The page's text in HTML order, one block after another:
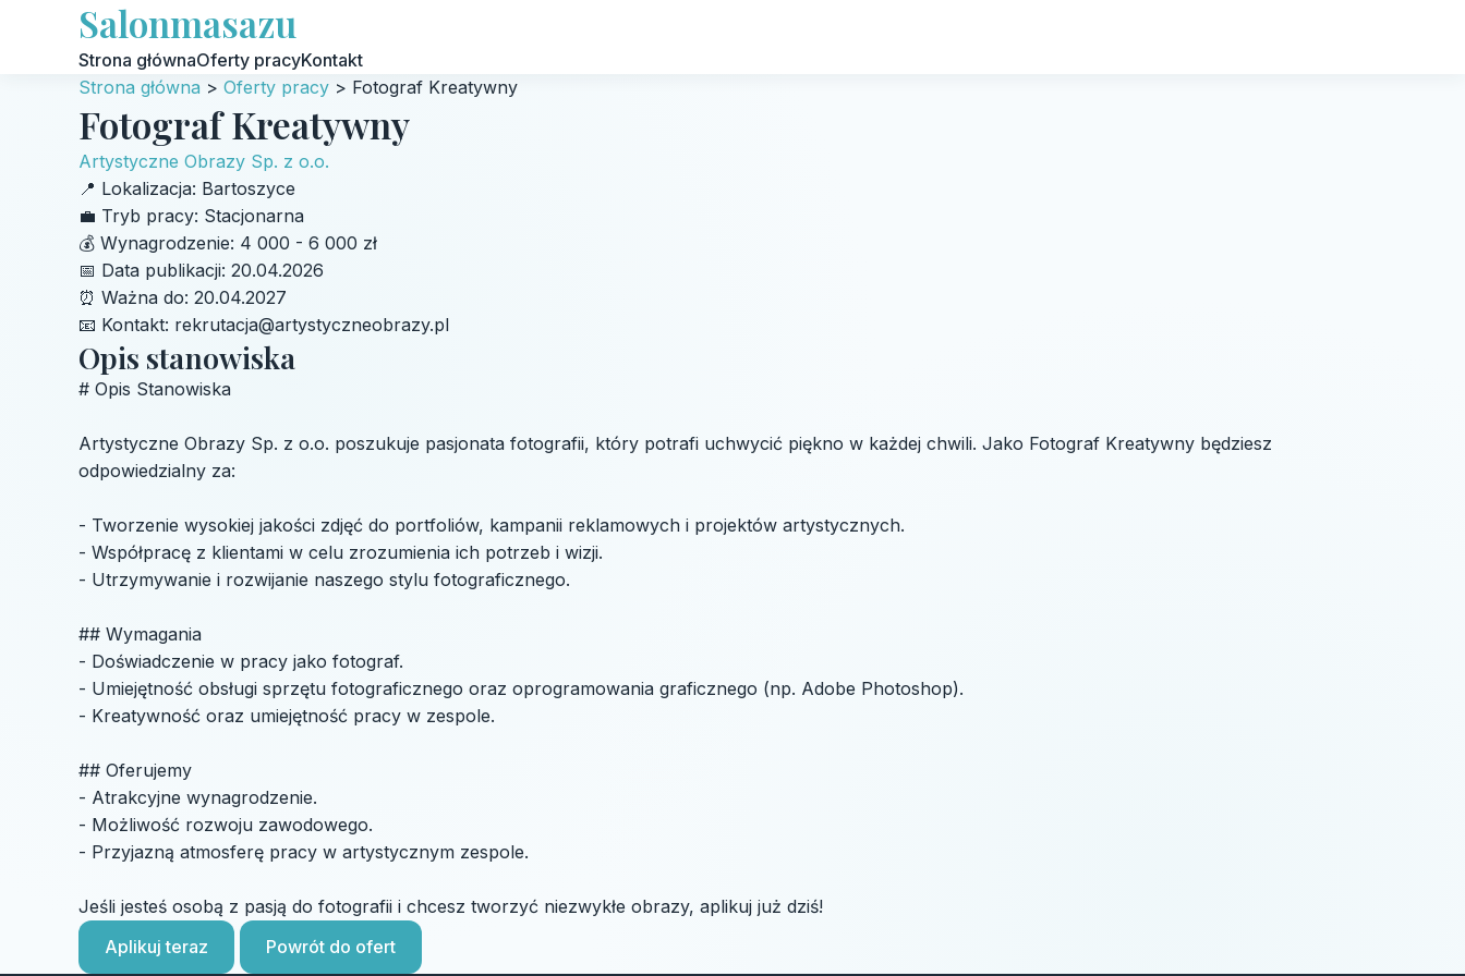
Salonmasazu
Strona głównaOferty pracyKontakt
Strona główna > Oferty pracy > Fotograf Kreatywny
Fotograf Kreatywny
Artystyczne Obrazy Sp. z o.o.
📍 Lokalizacja: Bartoszyce
💼 Tryb pracy: Stacjonarna
💰 Wynagrodzenie: 4 000 - 6 000 zł
📅 Data publikacji: 20.04.2026
⏰ Ważna do: 20.04.2027
📧 Kontakt: rekrutacja@artystyczneobrazy.pl
Opis stanowiska
# Opis Stanowiska
Artystyczne Obrazy Sp. z o.o. poszukuje pasjonata fotografii, który potrafi uchwycić piękno w każdej chwili. Jako Fotograf Kreatywny będziesz
odpowiedzialny za:
- Tworzenie wysokiej jakości zdjęć do portfoliów, kampanii reklamowych i projektów artystycznych.
- Współpracę z klientami w celu zrozumienia ich potrzeb i wizji.
- Utrzymywanie i rozwijanie naszego stylu fotograficznego.
## Wymagania
- Doświadczenie w pracy jako fotograf.
- Umiejętność obsługi sprzętu fotograficznego oraz oprogramowania graficznego (np. Adobe Photoshop).
- Kreatywność oraz umiejętność pracy w zespole.
## Oferujemy
- Atrakcyjne wynagrodzenie.
- Możliwość rozwoju zawodowego.
- Przyjazną atmosferę pracy w artystycznym zespole.
Jeśli jesteś osobą z pasją do fotografii i chcesz tworzyć niezwykłe obrazy, aplikuj już dziś!
Aplikuj teraz
Powrót do ofert